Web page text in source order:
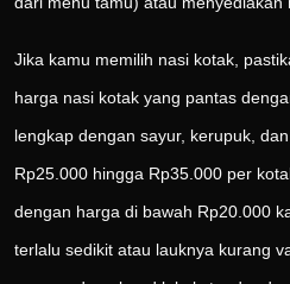
Jika kamu memilih nasi kotak,
harga nasi kotak yang pantas
lengkap dengan sayur, kerupuk,
Rp25.000 hingga Rp35.000 per
dengan harga di bawah Rp20.000
terlalu sedikit atau lauknya kurang